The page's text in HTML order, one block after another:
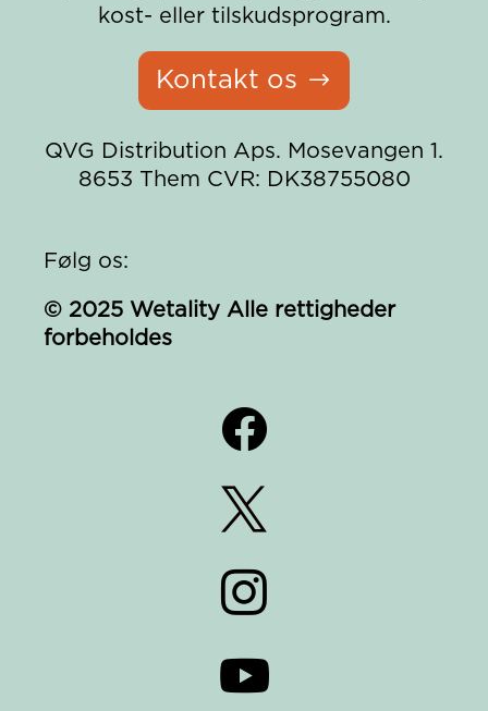
kost- eller tilskudsprogram.
Kontakt os
QVG Distribution Aps. Mosevangen 1.
8653 Them CVR: DK38755080
Følg os:
© 2025 Wetality Alle rettigheder
forbeholdes



